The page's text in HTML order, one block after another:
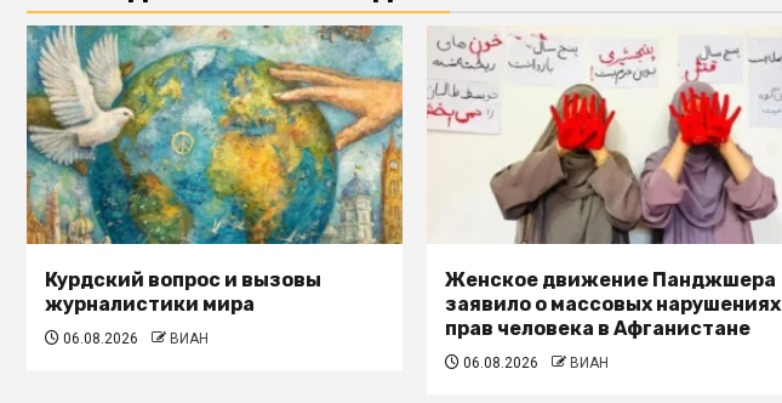
Курдский вопрос и вызовы
журналистики мира
06.08.2026 ВИАН
Женское движение Панджшера
заявило о массовых нарушениях
прав человека в Афганистане
06.08.2026 ВИАН